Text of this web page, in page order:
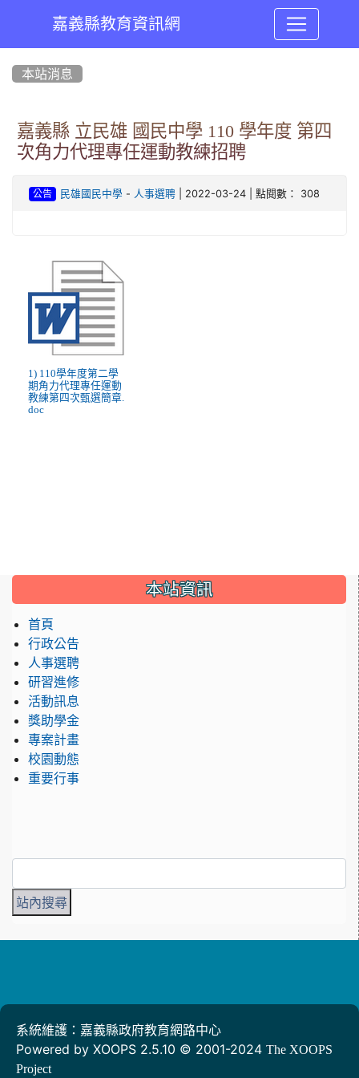
嘉義縣教育資訊網
本站消息
嘉義縣 立民雄 國民中學 110 學年度 第四
次角力代理專任運動教練招聘
公告 民雄國民中學- 人事選聘| 2022-03-24 | 點閱數： 308
1) 110學年度第二學
期角力代理專任運動
教練第四次甄選簡章.
doc
::: 本站資訊
首頁
行政公告
人事選聘
研習進修
活動訊息
獎助學金
專案計畫
校園動態
重要行事
系統維護：嘉義縣政府教育網路中心
Powered by XOOPS 2.5.10 © 2001-2024 The XOOPS
Project